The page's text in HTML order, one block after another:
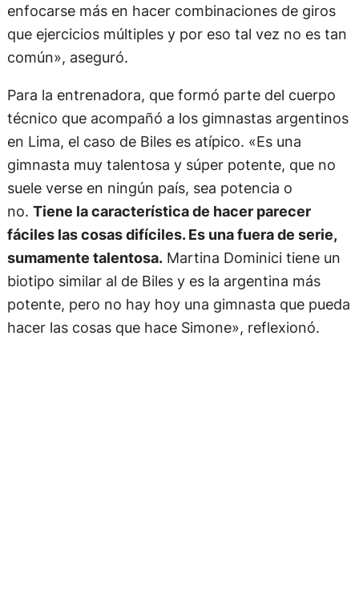
enfocarse más en hacer combinaciones de giros
que ejercicios múltiples y por eso tal vez no es tan
común», aseguró.
Para la entrenadora, que formó parte del cuerpo
técnico que acompañó a los gimnastas argentinos
en Lima, el caso de Biles es atípico. «Es una
gimnasta muy talentosa y súper potente, que no
suele verse en ningún país, sea potencia o
no. Tiene la característica de hacer parecer
fáciles las cosas difíciles. Es una fuera de serie,
sumamente talentosa.Martina Dominici tiene un
biotipo similar al de Biles y es la argentina más
potente, pero no hay hoy una gimnasta que pueda
hacer las cosas que hace Simone», reflexionó.